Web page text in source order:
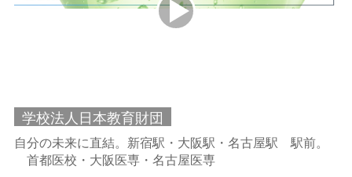
学校法人日本教育財団
自分の未来に直結。新宿駅・大阪駅・名古屋駅 駅前。
首都医校・大阪医専・名古屋医専